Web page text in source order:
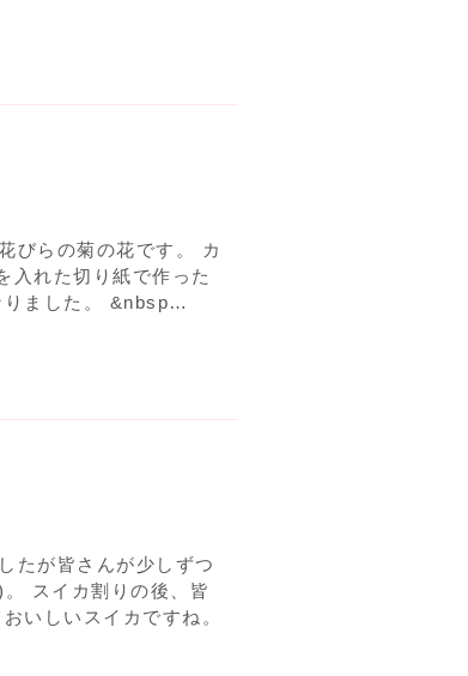
びらの菊の花です。 カ
入れた切り紙で作った
りました。 &nbsp…
たが皆さんが少しずつ
スイカ割りの後、皆
いしいスイカですね。